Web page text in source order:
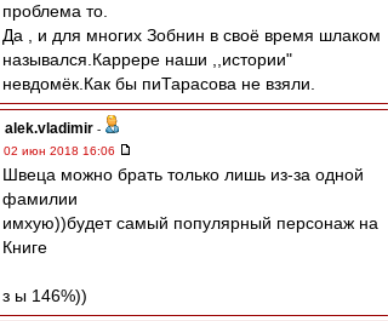
проблема то.
Да , и для многих Зобнин в своё время шлаком
назывался.Каррере наши ,,истории"
невдомёк.Как бы пиТарасова не взяли.
alek.vladimir -
02 июн 2018 16:06
Швеца можно брать только лишь из-за одной
фамилии
имхую))будет самый популярный персонаж на
Книге
з ы 146%))